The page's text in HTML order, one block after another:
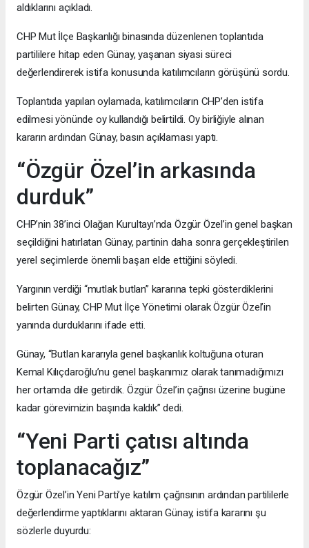
aldıklarını açıkladı.
CHP Mut İlçe Başkanlığı binasında düzenlenen toplantıda
partililere hitap eden Günay, yaşanan siyasi süreci
değerlendirerek istifa konusunda katılımcıların görüşünü sordu.
Toplantıda yapılan oylamada, katılımcıların CHP’den istifa
edilmesi yönünde oy kullandığı belirtildi. Oy birliğiyle alınan
kararın ardından Günay, basın açıklaması yaptı.
“Özgür Özel’in arkasında
durduk”
CHP’nin 38’inci Olağan Kurultayı’nda Özgür Özel’in genel başkan
seçildiğini hatırlatan Günay, partinin daha sonra gerçekleştirilen
yerel seçimlerde önemli başarı elde ettiğini söyledi.
Yargının verdiği “mutlak butlan” kararına tepki gösterdiklerini
belirten Günay, CHP Mut İlçe Yönetimi olarak Özgür Özel’in
yanında durduklarını ifade etti.
Günay, “Butlan kararıyla genel başkanlık koltuğuna oturan
Kemal Kılıçdaroğlu’nu genel başkanımız olarak tanımadığımızı
her ortamda dile getirdik. Özgür Özel’in çağrısı üzerine bugüne
kadar görevimizin başında kaldık” dedi.
“Yeni Parti çatısı altında
toplanacağız”
Özgür Özel’in Yeni Parti’ye katılım çağrısının ardından partililerle
değerlendirme yaptıklarını aktaran Günay, istifa kararını şu
sözlerle duyurdu: